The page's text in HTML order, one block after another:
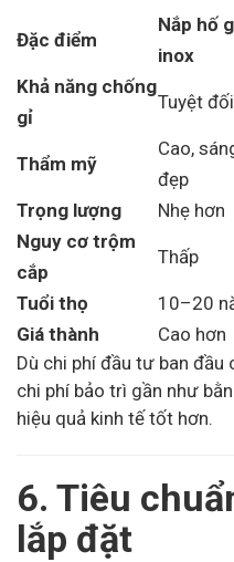
Đặc điểm
Nắp hố
inox
Khả năng chống
gỉ
Tuyệt đối
Thẩm mỹ
Cao,
đẹp
Trọng lượng Nhẹ hơn
Nguy cơ trộm
cắp
Thấp
Tuổi thọ
10–20
Giá thành
Cao hơn
Dù chi phí đầu tư ban đầu
chi phí bảo trì gần như
hiệu quả kinh tế tốt hơn.
6. Tiêu
lắp đặt